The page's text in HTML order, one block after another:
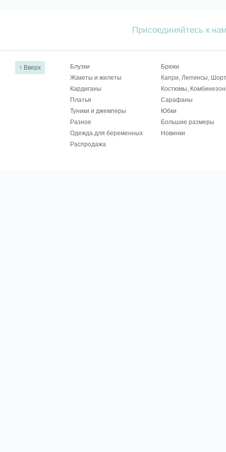
Присоединяйтесь к
↑ Вверх Блузки
Брюки
Жакеты и жилеты
Капри, Леггинсы,
Кардиганы
Костюмы,
Платья
Сарафаны
Туники и джемперы
Юбки
Разное
Большие размеры
Одежда для беременных
Новинки
Распродажа